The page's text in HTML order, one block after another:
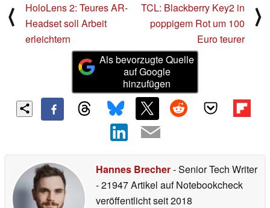
⟨
HoloLens 2: Teures AR-
Headset soll Arbeit
erleichtern
TCL: Blackberry Key2 in
poppigem Rot um 100
Euro teurer
⟩
Als bevorzugte Quelle
auf Google
hinzufügen
Hannes Brecher- Senior Tech Writer
- 21947 Artikel auf Notebookcheck
veröffentlichtseit 2018